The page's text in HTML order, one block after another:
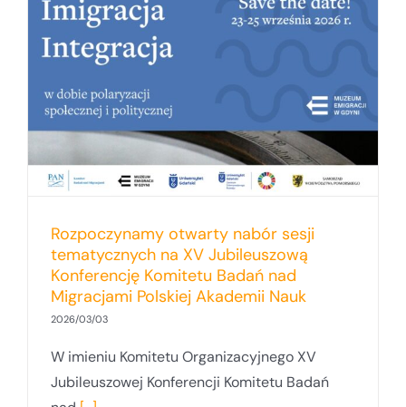
Rozpoczynamy otwarty nabór sesji
tematycznych na XV Jubileuszową
Konferencję Komitetu Badań nad
Migracjami Polskiej Akademii Nauk
2026/03/03
W imieniu Komitetu Organizacyjnego XV
Jubileuszowej Konferencji Komitetu Badań